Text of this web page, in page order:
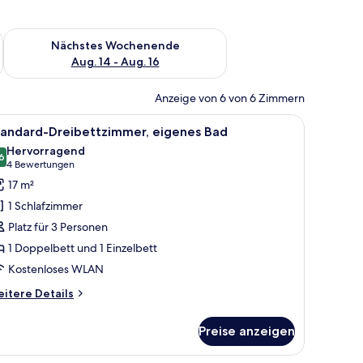
Aug. 7 - Aug. 9.
Nächstes Wochenende
Aug. 14 - Aug. 16
Überprüfe die Verfügbarkeit für nächstes Wochenende, Aug.
Anzeige von 6 von 6 Zimmern
Vorhängen, einem Heizkörper, einem Holzschrank, einem Badezimmer
Stuhl, Fernseher und Bad. Ein Hotelzimmer mit zwei Betten, einem
2 Dreibettzimmer, eigenes Bad
von 10
Hervorragend
4 Bewertungen
(4
Bewertungen)
17 m²
1 Schlafzimmer
Platz für 3 Personen
1 Doppelbett und 1 Einzelbett
Kostenloses WLAN
Details
Preise anzeigen